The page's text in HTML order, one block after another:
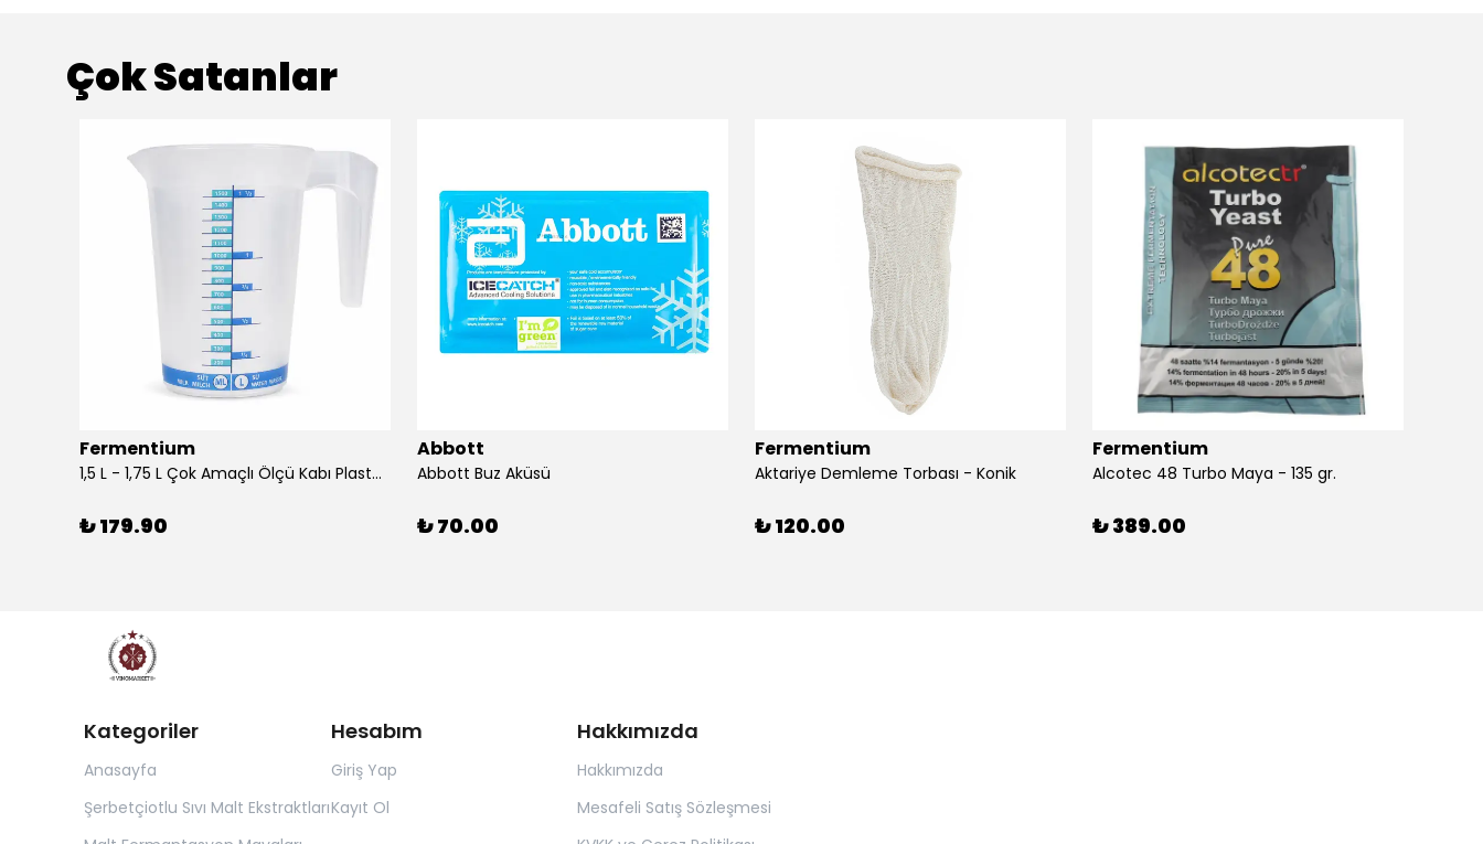
Çok Satanlar
Fermentium
1,5 L - 1,75 L Çok Amaçlı Ölçü Kabı PlastArt
₺ 179.90
Abbott
Abbott Buz Aküsü
₺ 70.00
Fermentium
Aktariye Demleme Torbası - Konik
₺ 120.00
Fermentium
Alcotec 48 Turbo Maya - 135 gr.
₺ 389.00
Kategoriler
Anasayfa
Şerbetçiotlu Sıvı Malt Ekstraktları
Hesabım
Giriş Yap
Kayıt Ol
Hakkımızda
Hakkımızda
Mesafeli Satış Sözleşmesi